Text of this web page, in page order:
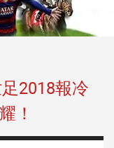
2018報冷
！